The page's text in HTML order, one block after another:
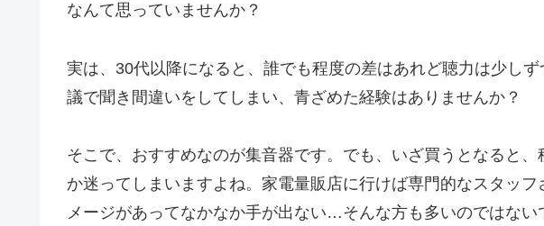
なんて思っていませんか？
実は、30代以降になると、誰でも程度の差はあれど聴力は少し
議で聞き間違いをしてしまい、青ざめた経験はありませんか？
そこで、おすすめなのが集音器です。でも、いざ買うとなると
か迷ってしまいますよね。家電量販店に行けば専門的なスタッ
メージがあってなかなか手が出ない…そんな方も多いのではない